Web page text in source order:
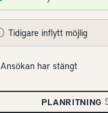
Tidigare inflytt möjlig
Ansökan har stängt
PLANRITNING